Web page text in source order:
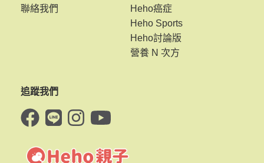
聯絡我們
Heho癌症
Heho Sports
Heho討論版
營養 N 次方
追蹤我們